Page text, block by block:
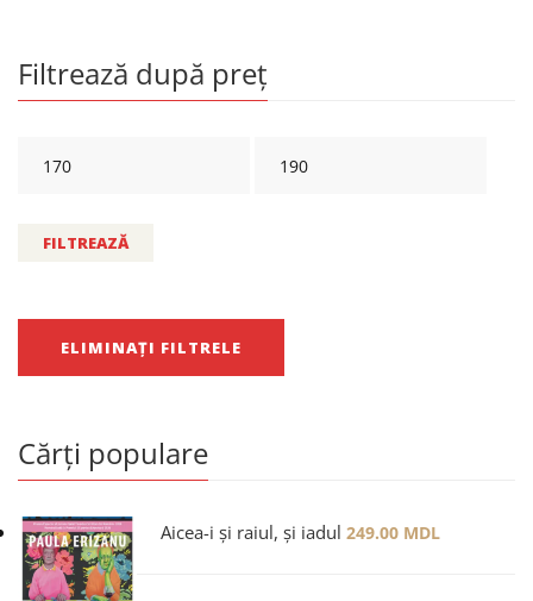
Filtrează după preț
FILTREAZĂ
ELIMINAȚI FILTRELE
Cărți populare
Aicea-i și raiul, și iadul 249.00 MDL